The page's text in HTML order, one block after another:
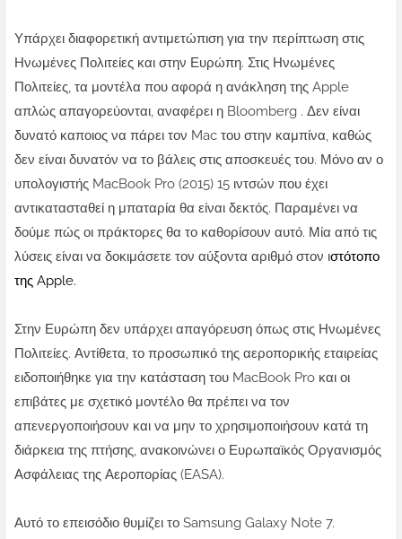
Υπάρχει διαφορετική αντιμετώπιση για την περίπτωση στις
Ηνωμένες Πολιτείες και στην Ευρώπη. Στις Ηνωμένες
Πολιτείες, τα μοντέλα που αφορά η ανάκληση της Apple
απλώς απαγορεύονται, αναφέρει η Bloomberg . Δεν είναι
δυνατό καποιος να πάρει τον Mac του στην καμπίνα, καθώς
δεν είναι δυνατόν να το βάλεις στις αποσκευές του. Μόνο αν ο
υπολογιστής MacBook Pro (2015) 15 ιντσών που έχει
αντικατασταθεί η μπαταρία θα είναι δεκτός. Παραμένει να
δούμε πώς οι πράκτορες θα το καθορίσουν αυτό. Μία από τις
λύσεις είναι να δοκιμάσετε τον αύξοντα αριθμό στον ιστότοπο
της Apple.
Στην Ευρώπη δεν υπάρχει απαγόρευση όπως στις Ηνωμένες
Πολιτείες. Αντίθετα, το προσωπικό της αεροπορικής εταιρείας
ειδοποιήθηκε για την κατάσταση του MacBook Pro και οι
επιβάτες με σχετικό μοντέλο θα πρέπει να τον
απενεργοποιήσουν και να μην το χρησιμοποιήσουν κατά τη
διάρκεια της πτήσης, ανακοινώνει ο Ευρωπαϊκός Οργανισμός
Ασφάλειας της Αεροπορίας (EASA).
Αυτό το επεισόδιο θυμίζει το Samsung Galaxy Note 7.